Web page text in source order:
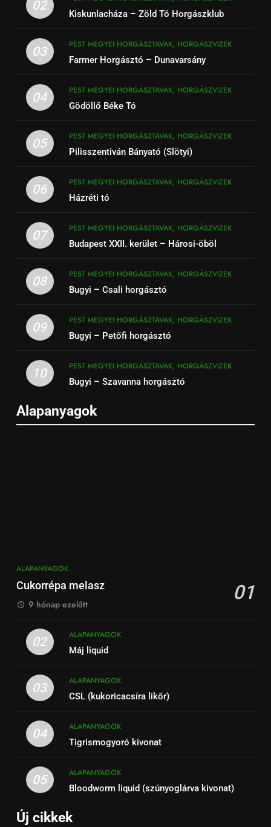
02
Kiskunlacháza – Zöld Tó Horgászklub
03
PEST MEGYEI HORGÁSZTAVAK, HORGÁSZVIZEK
Farmer Horgásztó – Dunavarsány
04
PEST MEGYEI HORGÁSZTAVAK, HORGÁSZVIZEK
Gödöllő Béke Tó
05
PEST MEGYEI HORGÁSZTAVAK, HORGÁSZVIZEK
Pilisszentiván Bányató (Slötyi)
06
PEST MEGYEI HORGÁSZTAVAK, HORGÁSZVIZEK
Házréti tó
07
PEST MEGYEI HORGÁSZTAVAK, HORGÁSZVIZEK
Budapest XXII. kerület – Hárosi-öböl
08
PEST MEGYEI HORGÁSZTAVAK, HORGÁSZVIZEK
Bugyi – Csali horgásztó
09
PEST MEGYEI HORGÁSZTAVAK, HORGÁSZVIZEK
Bugyi – Petőfi horgásztó
10
PEST MEGYEI HORGÁSZTAVAK, HORGÁSZVIZEK
Bugyi – Szavanna horgásztó
Alapanyagok
ALAPANYAGOK
Cukorrépa melasz 01
9 hónap ezelőtt
02
ALAPANYAGOK
Máj liquid
03
ALAPANYAGOK
CSL (kukoricacsíra likőr)
04
ALAPANYAGOK
Tigrismogyoró kivonat
05
ALAPANYAGOK
Bloodworm liquid (szúnyoglárva kivonat)
Új cikkek